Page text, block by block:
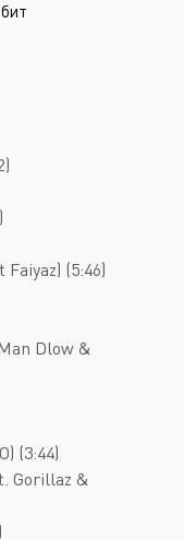
(5:46)
Dlow &
(3:44)
Gorillaz &